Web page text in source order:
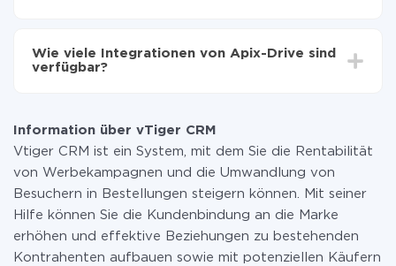
zahlen nur für die Datenmenge, die über unseren
Service von einem System auf ein anderes übertragen
Weitere Informationen zuTarifen
Wie viele Integrationen von Apix-Drive sind
verfügbar?
Information über vTiger CRM
Vtiger CRM ist ein System, mit dem Sie die Rentabilität
von Werbekampagnen und die Umwandlung von
Besuchern in Bestellungen steigern können. Mit seiner
Hilfe können Sie die Kundenbindung an die Marke
erhöhen und effektive Beziehungen zu bestehenden
Kontrahenten aufbauen sowie mit potenziellen Käufern